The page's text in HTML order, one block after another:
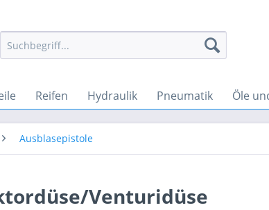
Reifen Hydraulik Pneumatik Öle
Ausblasepistole
Venturidüse